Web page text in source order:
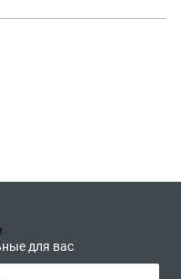
для вас